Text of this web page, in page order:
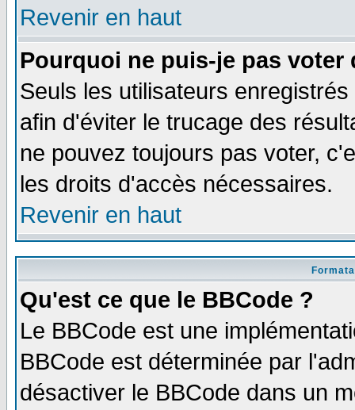
Revenir en haut
Pourquoi ne puis-je pas voter
Seuls les utilisateurs
afin d'éviter le trucage des
ne pouvez toujours pas voter,
les droits d'accès nécessaires.
Revenir en haut
Qu'est ce que le BBCode ?
Le BBCode est une
BBCode est déterminée par
désactiver le BBCode dans un